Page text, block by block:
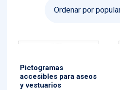
Pictogramas
accesibles para aseos
y vestuarios